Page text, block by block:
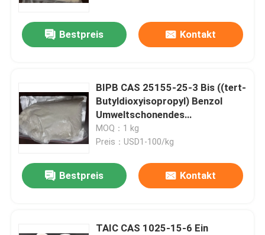
Bestpreis Kontakt
BIPB CAS 25155-25-3 Bis ((tert-
Butyldioxyisopropyl) Benzol
Umweltschonendes
Kreuzverbindungsmittel,
Heilungsmittel und
EPDM, EVA, PE,
Silikonkautschuk, NBR und
MOQ：1 kg
Preis：USD1-100/kg
Bestpreis Kontakt
TAIC CAS 1025-15-6 Ein